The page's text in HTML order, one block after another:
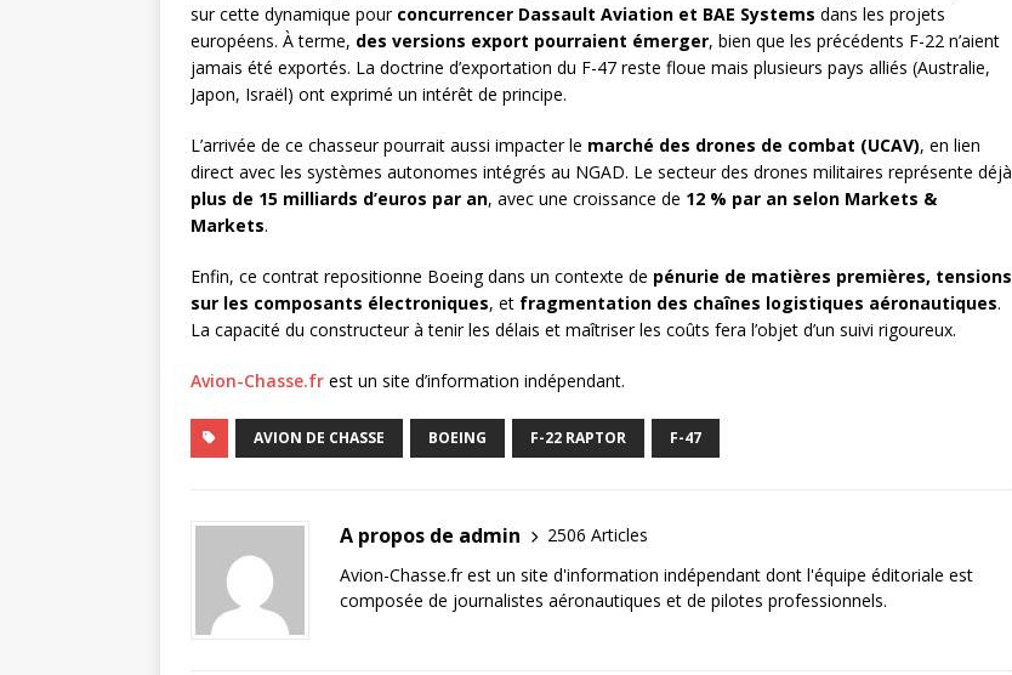
sur cette dynamique pour concurrencer Dassault Aviation et BAE Systems dans les projets
européens. À terme, des versions export pourraient émerger, bien que les précédents F-22 n’aient
jamais été exportés. La doctrine d’exportation du F-47 reste floue mais plusieurs pays alliés (Australie,
Japon, Israël) ont exprimé un intérêt de principe.
L’arrivée de ce chasseur pourrait aussi impacter le marché des drones de combat (UCAV), en lien
direct avec les systèmes autonomes intégrés au NGAD. Le secteur des drones militaires représente déjà
plus de 15 milliards d’euros par an, avec une croissance de 12 % par an selon Markets &
Markets.
Enfin, ce contrat repositionne Boeing dans un contexte de pénurie de matières premières, tensions
sur les composants électroniques, et fragmentation des chaînes logistiques aéronautiques.
La capacité du constructeur à tenir les délais et maîtriser les coûts fera l’objet d’un suivi rigoureux.
Avion-Chasse.fr est un site d’information indépendant.
AVION DE CHASSE BOEING F-22 RAPTOR F-47
A propos de admin
2506 Articles
Avion-Chasse.fr est un site d'information indépendant dont l'équipe éditoriale est
composée de journalistes aéronautiques et de pilotes professionnels.